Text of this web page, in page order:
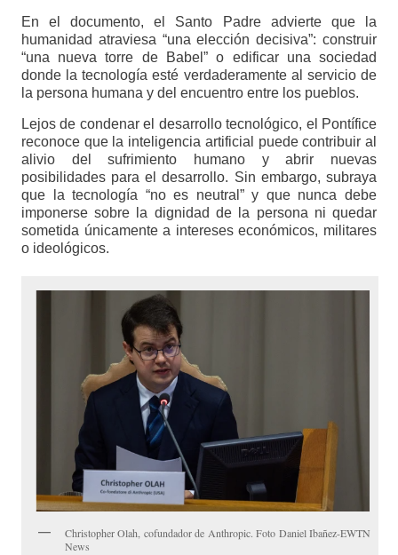
En el documento, el Santo Padre advierte que la
humanidad atraviesa “una elección decisiva”: construir
“una nueva torre de Babel” o edificar una sociedad
donde la tecnología esté verdaderamente al servicio de
la persona humana y del encuentro entre los pueblos.
Lejos de condenar el desarrollo tecnológico, el Pontífice
reconoce que la inteligencia artificial puede contribuir al
alivio del sufrimiento humano y abrir nuevas
posibilidades para el desarrollo. Sin embargo, subraya
que la tecnología “no es neutral” y que nunca debe
imponerse sobre la dignidad de la persona ni quedar
sometida únicamente a intereses económicos, militares
o ideológicos.
Christopher Olah, cofundador de Anthropic. Foto Daniel Ibañez-EWTN
News